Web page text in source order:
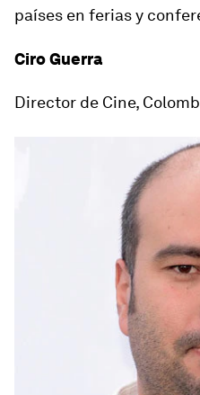
países en ferias y
Ciro Guerra
Director de Cine,